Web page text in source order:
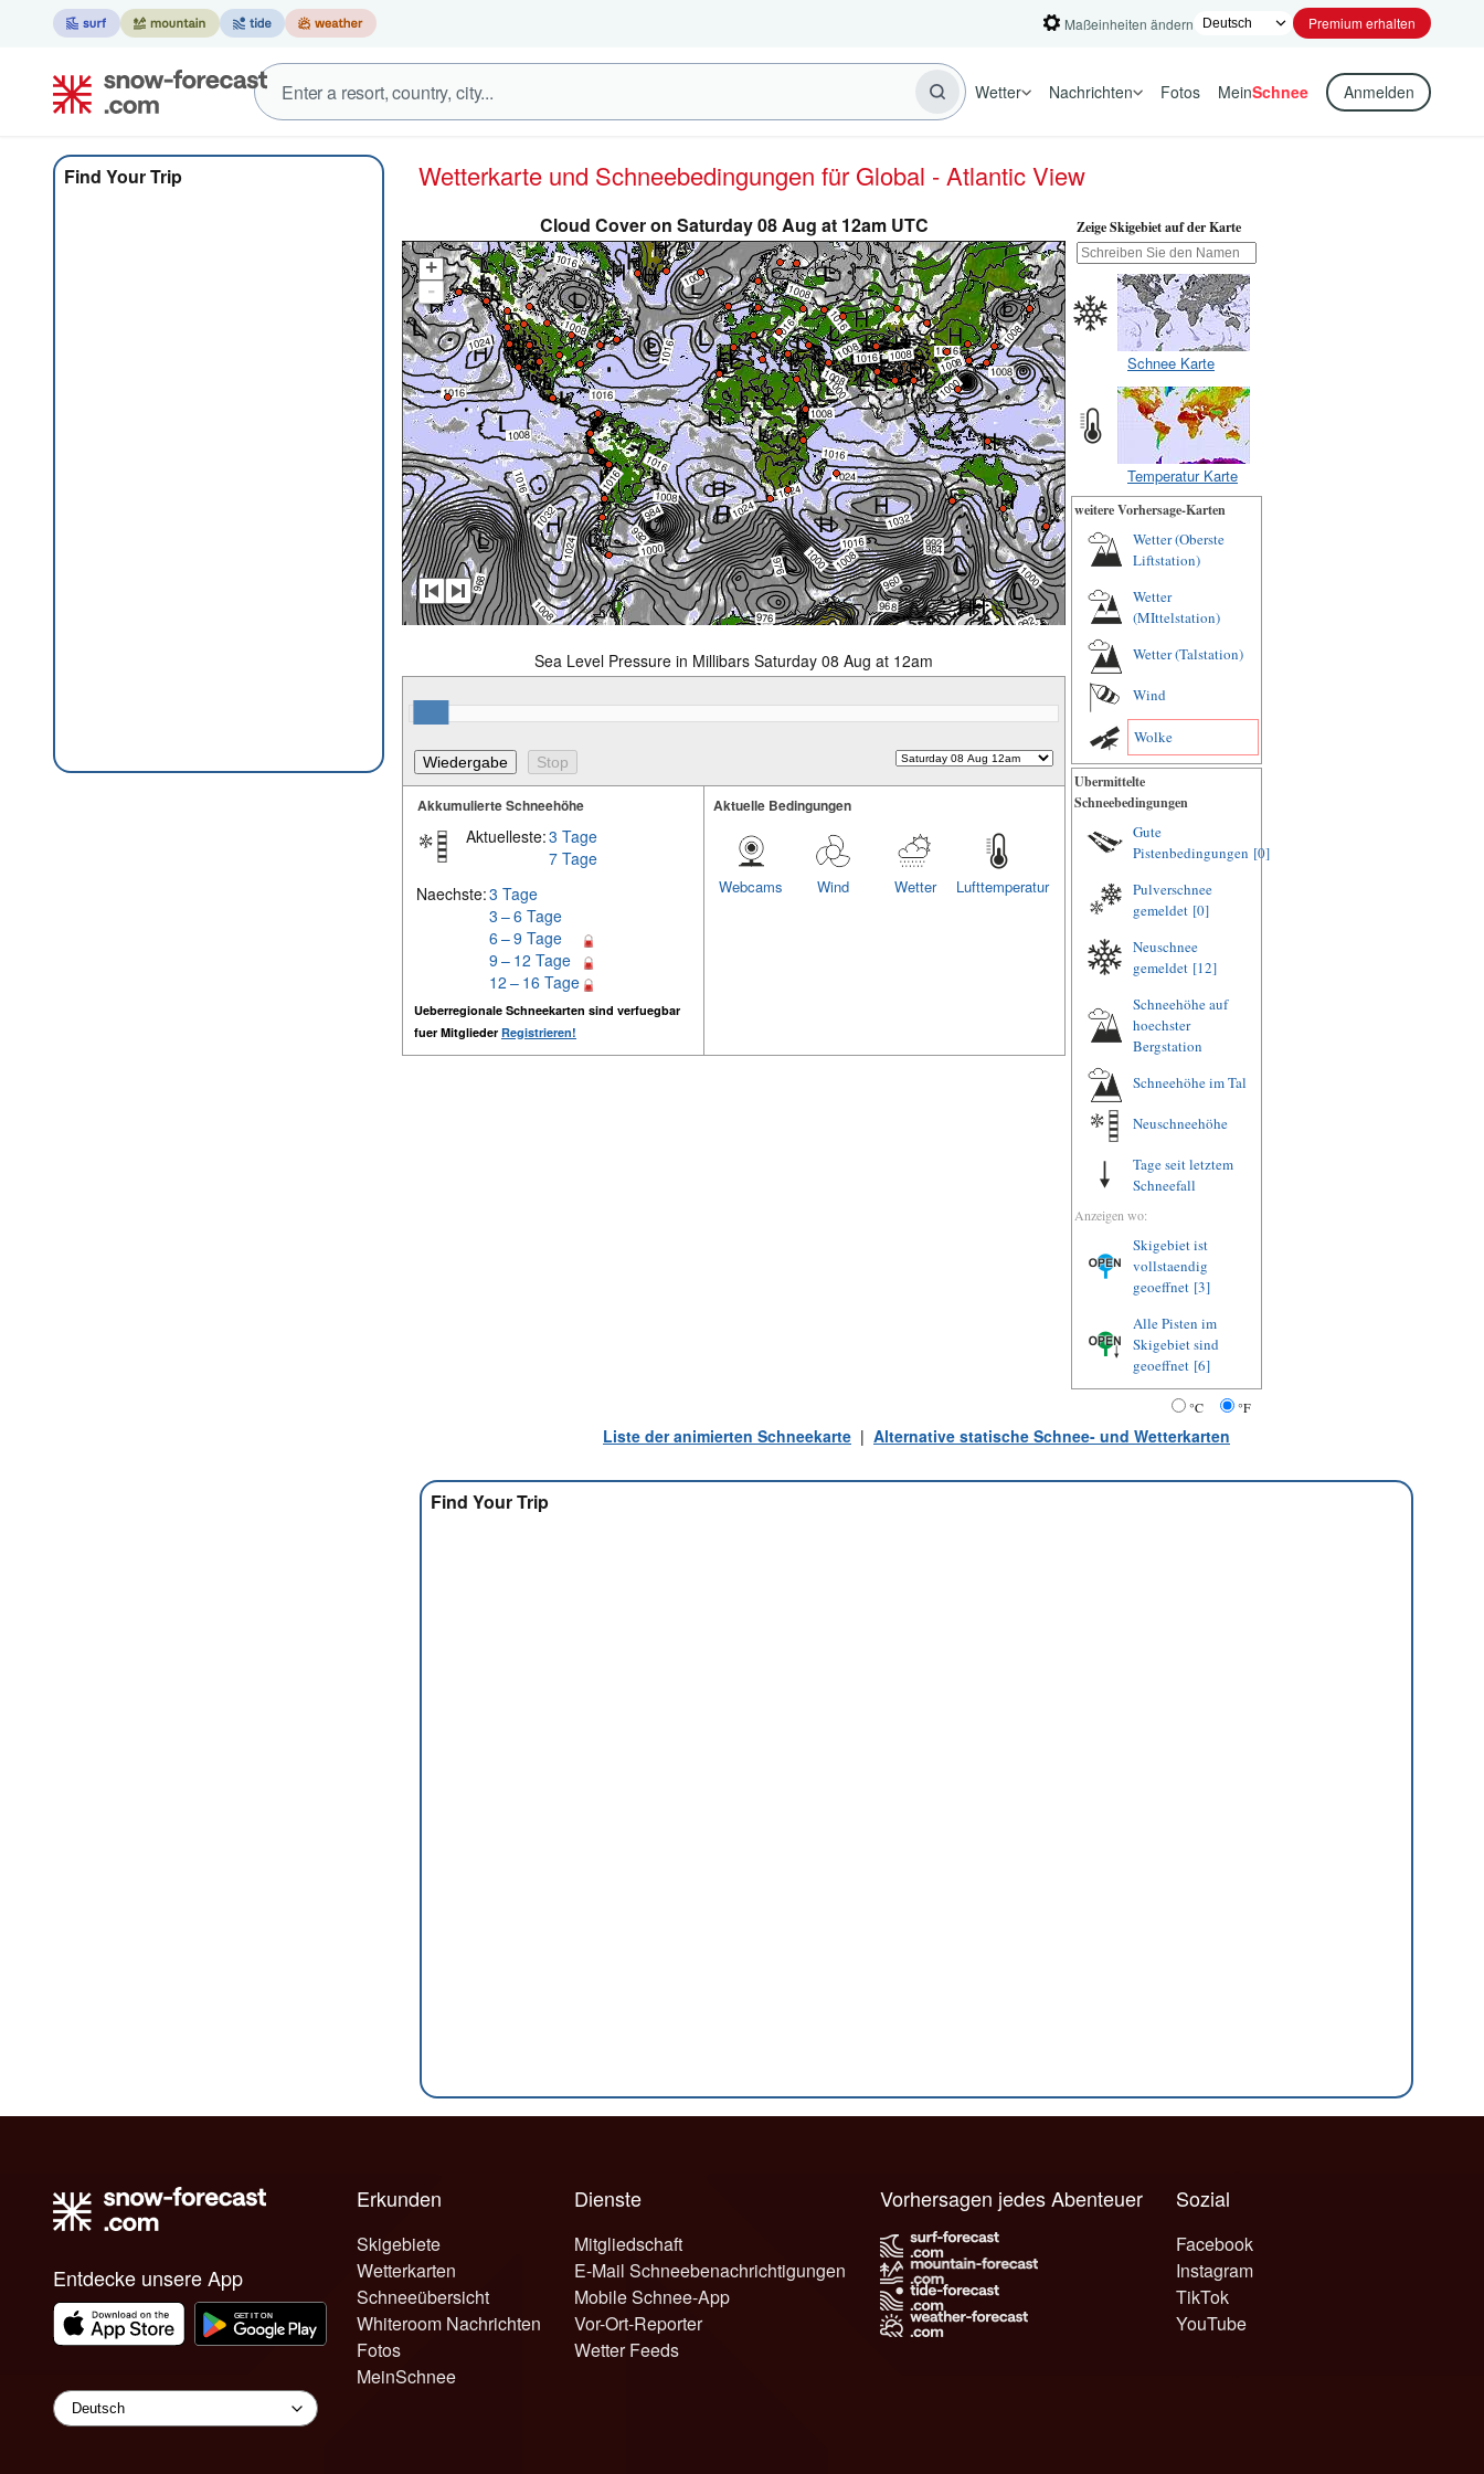
Maßeinheiten ändern Premium erhalten
Wetter Nachrichten Fotos MeinSchnee Anmelden
Find Your Trip Wetterkarte und Schneebedingungen für Global - Atlantic View
Cloud Cover on Saturday 08 Aug at 12am UTC
+
-
Sea Level Pressure in Millibars Saturday 08 Aug at 12am
Akkumulierte Schneehöhe
Aktuelleste:3 Tage
7 Tage
Naechste:3 Tage
3 – 6 Tage
6 – 9 Tage
9 – 12 Tage
12 – 16 Tage
Ueberregionale Schneekarten sind verfuegbar
fuer Mitglieder Registrieren!
Aktuelle Bedingungen
Lufttemperatur
Wetter
Wind
Webcams
Zeige Skigebiet auf der Karte
Schnee Karte
Temperatur Karte
weitere Vorhersage-Karten
Wetter (Oberste
Liftstation)
Wetter
(MIttelstation)
Wetter (Talstation)
Wind
Wolke
Ubermittelte
Schneebedingungen
Gute
Pistenbedingungen [0]
Pulverschnee
gemeldet [0]
Neuschnee
gemeldet [12]
Schneehöhe auf
hoechster
Bergstation
Schneehöhe im Tal
Neuschneehöhe
Tage seit letztem
Schneefall
Anzeigen wo:
Skigebiet ist
vollstaendig
geoeffnet [3]
Alle Pisten im
Skigebiet sind
geoeffnet [6]
°C °F
Liste der animierten Schneekarte | Alternative statische Schnee- und Wetterkarten
Find Your Trip
Entdecke unsere App
Erkunden
Skigebiete
Wetterkarten
Schneeübersicht
Whiteroom Nachrichten
Fotos
MeinSchnee
Dienste
Mitgliedschaft
E-Mail Schneebenachrichtigungen
Mobile Schnee-App
Vor-Ort-Reporter
Wetter Feeds
Sozial
Facebook
Instagram
TikTok
YouTube
Vorhersagen jedes Abenteuer